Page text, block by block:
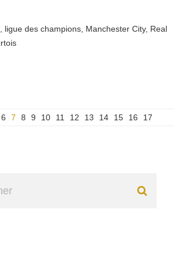
ligue des champions Manchester City, Real
6 7 8 9 10 11 12 13 14 15 16
17